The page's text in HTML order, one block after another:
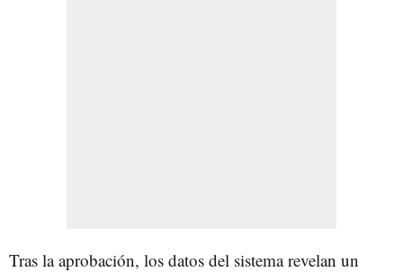
Tras la aprobación, los datos del sistema revelan un